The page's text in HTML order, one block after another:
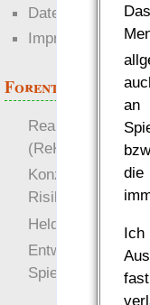
an
die
Datenschutz
Impressum
Forenthemen
Realistische
(ReKa)
Konzept für
Risiko
Heldendokument
Entwicklung von
Spielwelten